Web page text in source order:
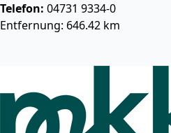
Telefon: 04731 9334-0
Entfernung: 646.42 km